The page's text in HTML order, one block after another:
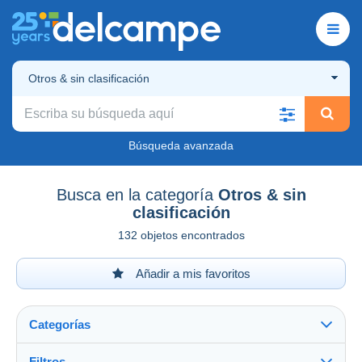
Otros & sin clasificación
Búsqueda avanzada
Busca en la categoría Otros & sin
clasificación
132 objetos encontrados
Añadir a mis favoritos
Categorías